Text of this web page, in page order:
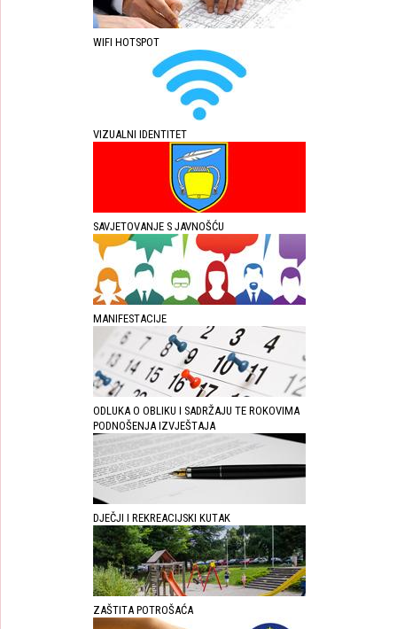
WIFI HOTSPOT
VIZUALNI IDENTITET
SAVJETOVANJE S JAVNOŠĆU
MANIFESTACIJE
ODLUKA O OBLIKU I SADRŽAJU TE ROKOVIMA
PODNOŠENJA IZVJEŠTAJA
DJEČJI I REKREACIJSKI KUTAK
ZAŠTITA POTROŠAĆA